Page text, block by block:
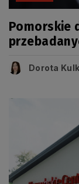
Pomorskie
Dorota